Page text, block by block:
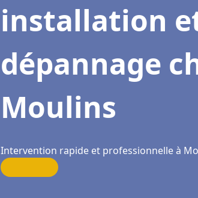
installation
dépannage
Moulins
Intervention rapide et professionnelle à